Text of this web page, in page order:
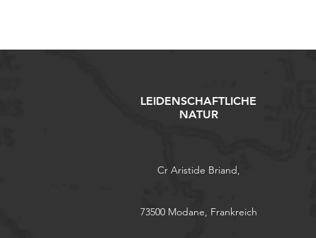
LEIDENSCHAFTLICHE
NATUR
Cr Aristide Briand,
73500 Modane, Frankreich